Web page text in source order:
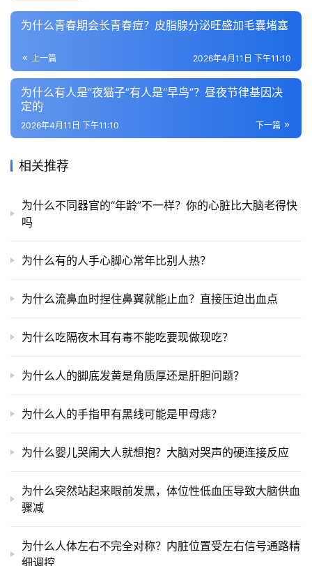
为什么青春期会长青春痘？皮脂腺分泌旺盛加毛囊堵塞
上一篇 2026年4月11日 下午11:10
为什么有人是“夜猫子”有人是“早鸟”？昼夜节律基因决
定的
下一篇
2026年4月11日 下午11:10
相关推荐
为什么不同器官的“年龄”不一样？你的心脏比大脑老得快
吗
为什么有的人手心脚心常年比别人热？
为什么流鼻血时捏住鼻翼就能止血？直接压迫出血点
为什么吃隔夜木耳有毒不能吃要现做现吃？
为什么人的脚底发黄是角质厚还是肝胆问题？
为什么人的手指甲有黑线可能是甲母痣？
为什么婴儿哭闹大人就想抱？大脑对哭声的硬连接反应
为什么突然站起来眼前发黑，体位性低血压导致大脑供血
骤减
为什么人体左右不完全对称？内脏位置受左右信号通路精
细调控